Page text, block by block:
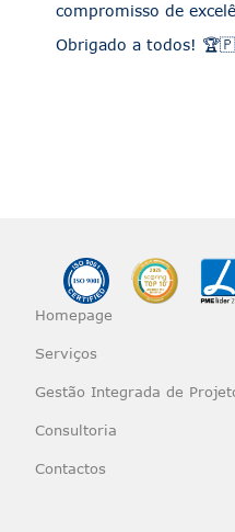
compromisso de
Obrigado a todos!
Homepage
Serviços
Gestão Integrada de
Consultoria
Contactos